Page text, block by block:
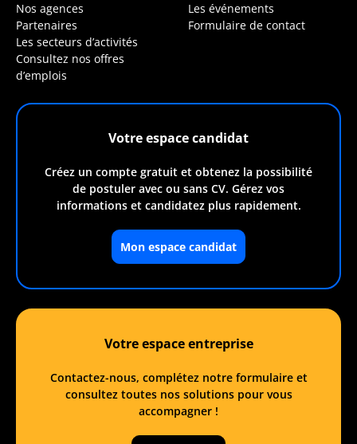
Nos agences
Partenaires
Les secteurs d’activités
Consultez nos offres
d’emplois
Les événements
Formulaire de contact
Votre espace candidat
Créez un compte gratuit et obtenez la possibilité
de postuler avec ou sans CV. Gérez vos
informations et candidatez plus rapidement.
Mon espace candidat
Votre espace entreprise
Contactez-nous, complétez notre formulaire et
consultez toutes nos solutions pour vous
accompagner !